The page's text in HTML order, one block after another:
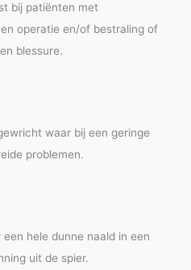
bij patiënten met
operatie en/of bestraling of
blessure.
waar bij een geringe
problemen.
hele dunne naald in een
uit de spier.